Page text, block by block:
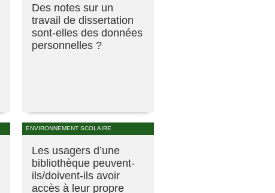
Des notes sur un
travail de dissertation
sont-elles des données
personnelles ?
ENVIRONNEMENT SCOLAIRE
Les usagers d’une
bibliothèque peuvent-
ils/doivent-ils avoir
accès à leur propre